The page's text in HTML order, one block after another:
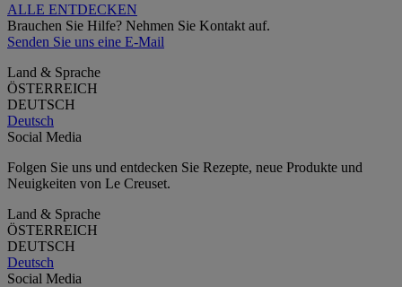
ALLE ENTDECKEN
Brauchen Sie Hilfe? Nehmen Sie Kontakt auf.
Senden Sie uns eine E-Mail
Land & Sprache
ÖSTERREICH
DEUTSCH
Deutsch
Social Media
Folgen Sie uns und entdecken Sie Rezepte, neue Produkte und
Neuigkeiten von Le Creuset.
Land & Sprache
ÖSTERREICH
DEUTSCH
Deutsch
Social Media